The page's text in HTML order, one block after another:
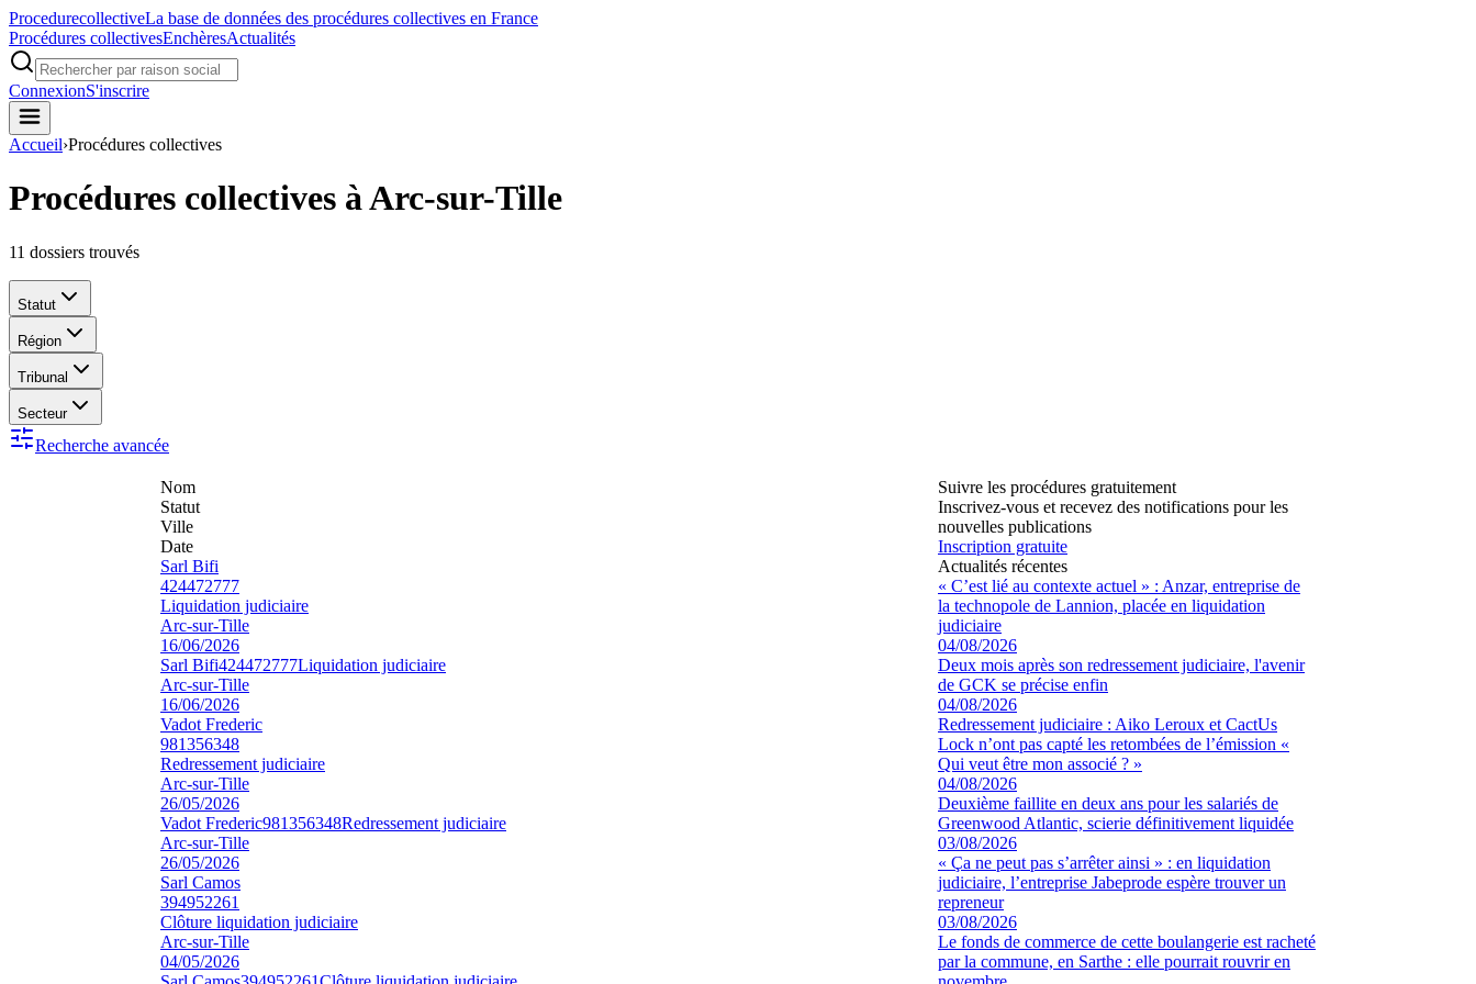
ProcedurecollectiveLa base de données des procédures collectives en France
Procédures collectivesEnchèresActualités
ConnexionS'inscrire
Accueil›Procédures collectives
Procédures collectives à Arc-sur-Tille
11 dossiers trouvés
Statut
Région
Tribunal
Secteur
Recherche avancée
Nom
Statut
Ville
Date
Sarl Bifi
424472777
Liquidation judiciaire
Arc-sur-Tille
16/06/2026
Sarl Bifi424472777Liquidation judiciaire
Arc-sur-Tille
16/06/2026
Vadot Frederic
981356348
Redressement judiciaire
Arc-sur-Tille
26/05/2026
Vadot Frederic981356348Redressement judiciaire
Arc-sur-Tille
26/05/2026
Sarl Camos
394952261
Clôture liquidation judiciaire
Arc-sur-Tille
04/05/2026
Suivre les procédures gratuitement
Inscrivez-vous et recevez des notifications pour les
nouvelles publications
Inscription gratuite
Actualités récentes
« C’est lié au contexte actuel » : Anzar, entreprise de
la technopole de Lannion, placée en liquidation
judiciaire
04/08/2026
Deux mois après son redressement judiciaire, l'avenir
de GCK se précise enfin
04/08/2026
Redressement judiciaire : Aiko Leroux et CactUs
Lock n’ont pas capté les retombées de l’émission «
Qui veut être mon associé ? »
04/08/2026
Deuxième faillite en deux ans pour les salariés de
Greenwood Atlantic, scierie définitivement liquidée
03/08/2026
« Ça ne peut pas s’arrêter ainsi » : en liquidation
judiciaire, l’entreprise Jabeprode espère trouver un
repreneur
03/08/2026
Le fonds de commerce de cette boulangerie est racheté
par la commune, en Sarthe : elle pourrait rouvrir en